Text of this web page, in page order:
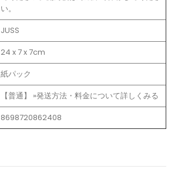
い。
JUSS
24 x 7 x 7cm
紙パック
【普通】 »発送方法・料金について詳しくみる
8698720862408